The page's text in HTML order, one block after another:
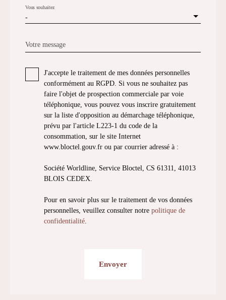
-
Vous souhaitez
Votre message
J'accepte le traitement de mes données personnelles
conformément au RGPD. Si vous ne souhaitez pas
faire l'objet de prospection commerciale par voie
téléphonique, vous pouvez vous inscrire gratuitement
sur la liste d'opposition au démarchage téléphonique,
prévu par l'article L223-1 du code de la
consommation, sur le site Internet
www.bloctel.gouv.fr ou par courrier adressé à :
Société Worldline, Service Bloctel, CS 61311, 41013
BLOIS CEDEX.
Pour en savoir plus sur le traitement de vos données
personnelles, veuillez consulter notre politique de
confidentialité
Envoyer